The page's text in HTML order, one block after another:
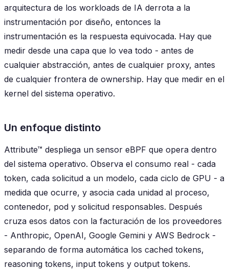
arquitectura de los workloads de IA derrota a la
instrumentación por diseño, entonces la
instrumentación es la respuesta equivocada. Hay que
medir desde una capa que lo vea todo - antes de
cualquier abstracción, antes de cualquier proxy, antes
de cualquier frontera de ownership. Hay que medir en el
kernel del sistema operativo.
Un enfoque distinto
Attribute™ despliega un sensor eBPF que opera dentro
del sistema operativo. Observa el consumo real - cada
token, cada solicitud a un modelo, cada ciclo de GPU - a
medida que ocurre, y asocia cada unidad al proceso,
contenedor, pod y solicitud responsables. Después
cruza esos datos con la facturación de los proveedores
- Anthropic, OpenAI, Google Gemini y AWS Bedrock -
separando de forma automática los cached tokens,
reasoning tokens, input tokens y output tokens.